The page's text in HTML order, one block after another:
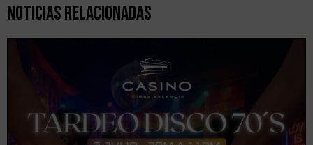
Noticias Relacionadas